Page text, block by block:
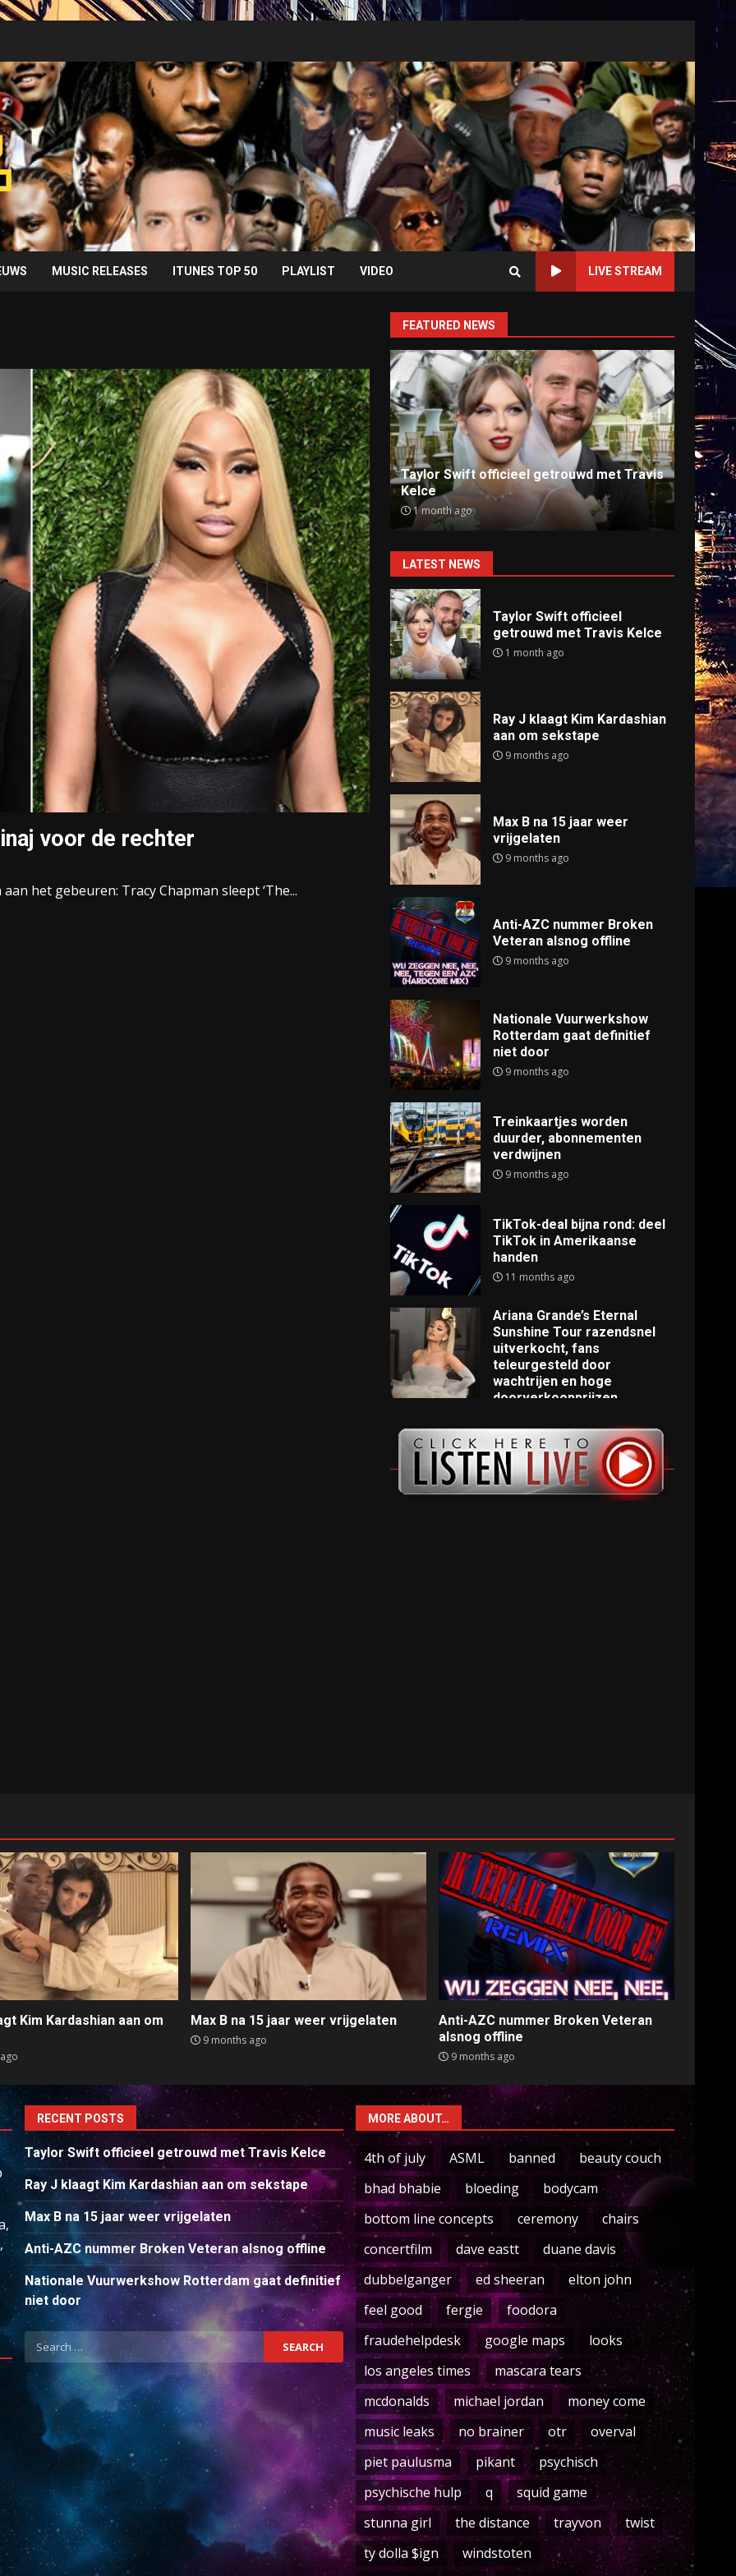
MUSIC RELEASES ITUNES TOP 50 PLAYLIST VIDEO LIVE STREAM
voor de rechter
het gebeuren: Tracy Chapman sleept ‘The...
FEATURED NEWS
Taylor Swift officieel getrouwd met Travis
Kelce
1 month ago
Ray J klaagt Kim Kardashian aan om
sekstape
9 months ago
Anti-
9
LATEST NEWS
Taylor Swift officieel
getrouwd met Travis Kelce
1 month ago
Ray J klaagt Kim Kardashian
aan om sekstape
9 months ago
Max B na 15 jaar weer
vrijgelaten
9 months ago
Anti-AZC nummer Broken
Veteran alsnog offline
9 months ago
Nationale Vuurwerkshow
Rotterdam gaat definitief
niet door
9 months ago
Treinkaartjes worden
duurder, abonnementen
verdwijnen
9 months ago
TikTok-deal bijna rond: deel
TikTok in Amerikaanse
handen
11 months ago
Ariana Grande’s Eternal
Sunshine Tour razendsnel
uitverkocht, fans
teleurgesteld door
wachtrijen en hoge
doorverkoopprijzen
Kim Kardashian aan om
Max B na 15 jaar weer vrijgelaten
9 months ago
Anti-AZC nummer Broken Veteran
alsnog offline
9 months ago
RECENT POSTS
Taylor Swift officieel getrouwd met Travis Kelce
Ray J klaagt Kim Kardashian aan om sekstape
Max B na 15 jaar weer vrijgelaten
Anti-AZC nummer Broken Veteran alsnog offline
Nationale Vuurwerkshow Rotterdam gaat definitief
niet door
Search
for:
MORE ABOUT…
4th of july ASML banned
beauty couch
bhad bhabie
bloeding
bodycam
bottom line concepts
ceremony
chairs
concertfilm
dave eastt
duane davis
dubbelganger
ed sheeran
elton john
feel good
fergie
foodora
fraudehelpdesk
google maps
looks
los angeles times
mascara tears
mcdonalds
michael jordan
money come
music leaks
no brainer otr
overval
piet paulusma
pikant
psychisch
psychische hulp
q
squid game
stunna girl
the distance trayvon
twist
ty dolla $ign
windstoten